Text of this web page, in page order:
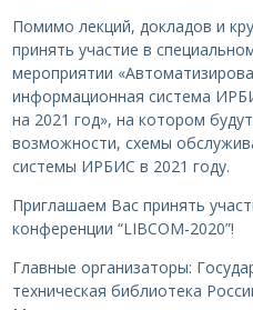
Помимо лекций, докладов и
принять участие в
мероприятии
информационная система
на 2021 год», на котором
возможности, схемы
системы ИРБИС в 2021 году.
Приглашаем Вас принять
конференции “LIBCOM-2020”!
Главные организаторы:
техническая библиотека